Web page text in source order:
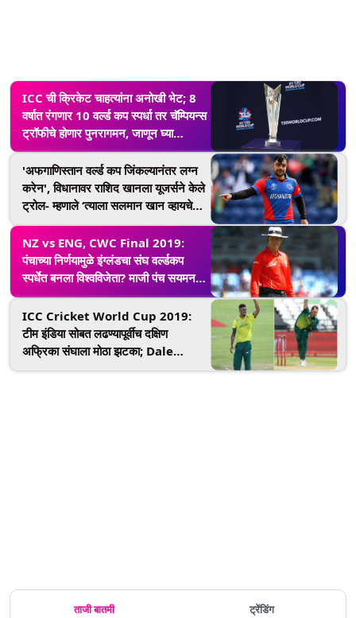
ICC ची क्रिकेट चाहत्यांना अनोखी भेट; 8
वर्षात रंगणार 10 वर्ल्ड कप स्पर्धा तर चॅम्पियन्स
ट्रॉफीचे होणार पुनरागमन, जाणून घ्या
आयसीसीचे सर्व मोठे निर्णय
'अफगाणिस्तान वर्ल्ड कप जिंकल्यानंतर लग्न
करेन', विधानावर राशिद खानला यूजर्सने केले
ट्रोल- म्हणाले ‘त्याला सलमान खान व्हायचे
आहे’
NZ vs ENG, CWC Final 2019:
पंचाच्या निर्णयामुळे इंग्लंडचा संघ वर्ल्डकप
स्पर्धेत बनला विश्वविजेता? माजी पंच सयमन
टॉफेल यांनी उपस्थित केली शंका
ICC Cricket World Cup 2019:
टीम इंडिया सोबत लढण्यापूर्वीच दक्षिण
अफ्रिका संघाला मोठा झटका; Dale
ताजी बातमी ट्रेंडिंग